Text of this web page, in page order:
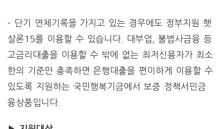
– 단기 연체기록을 가지고 있는 경우에도 정부지원 햇
살론15를 이용할 수 있습니다. 대부업, 불법사금융 등
고금리대출을 이용할 수 밖에 없는 최저신용자가 최소
한의 기준만 충족하면 은행대출을 편이하게 이용할 수
있도록 지원하는 국민행복기금에서 보증 정책서민금
융상품입니다.